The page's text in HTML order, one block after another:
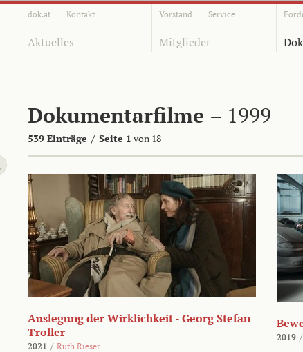
dok.at Kontakt Vorstand Service
Aktuelles Mitglieder
Dokumentarfilme – 1999
539 Einträge / Seite 1 von 18
Auslegung der Wirklichkeit - Georg Stefan
Troller
2021 / Ruth Rieser
2019 /